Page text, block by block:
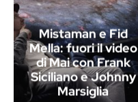
Mistaman e Fid
Mella: fuori il video
di Mai con Frank
Siciliano e Johnny
Marsiglia